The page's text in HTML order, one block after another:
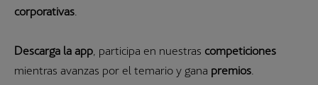
corporativas
Descarga la app , participa en nuestras competiciones
mientras avanzas por el temario y gana premios